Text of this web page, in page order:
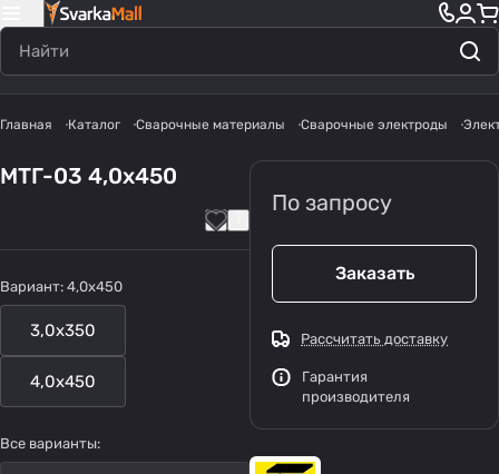
Главная Каталог Сварочные материалы Сварочные электроды
МТГ-03 4,0х450
Вариант: 4,0х450
3,0х350
4,0х450
Все варианты:
По запросу
Заказать
Рассчитать доставку
Гарантия
производителя